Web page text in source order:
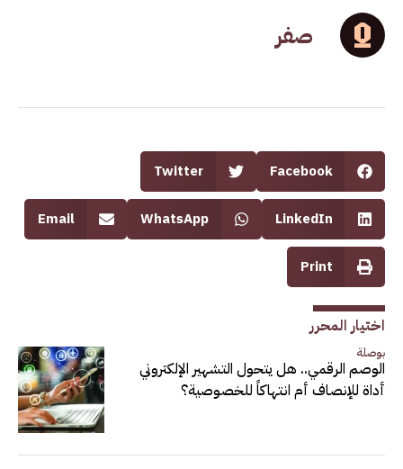
صفر
Facebook
Twitter
LinkedIn
WhatsApp
Email
Print
اختيار المحرر
بوصلة
الوصم الرقمي.. هل يتحول التشهير الإلكتروني
أداة للإنصاف أم انتهاكاً للخصوصية؟